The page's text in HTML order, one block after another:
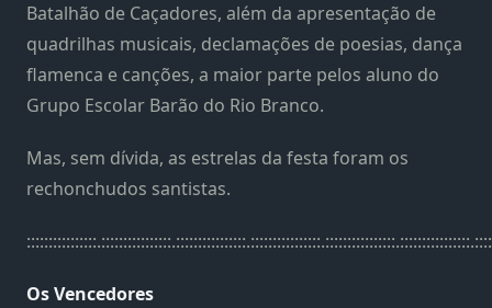
Batalhão de Caçadores, além da apresentação de
quadrilhas musicais, declamações de poesias, dança
flamenca e canções, a maior parte pelos aluno do
Grupo Escolar Barão do Rio Branco.
Mas, sem dívida, as estrelas da festa foram os
rechonchudos santistas.
Os Vencedores